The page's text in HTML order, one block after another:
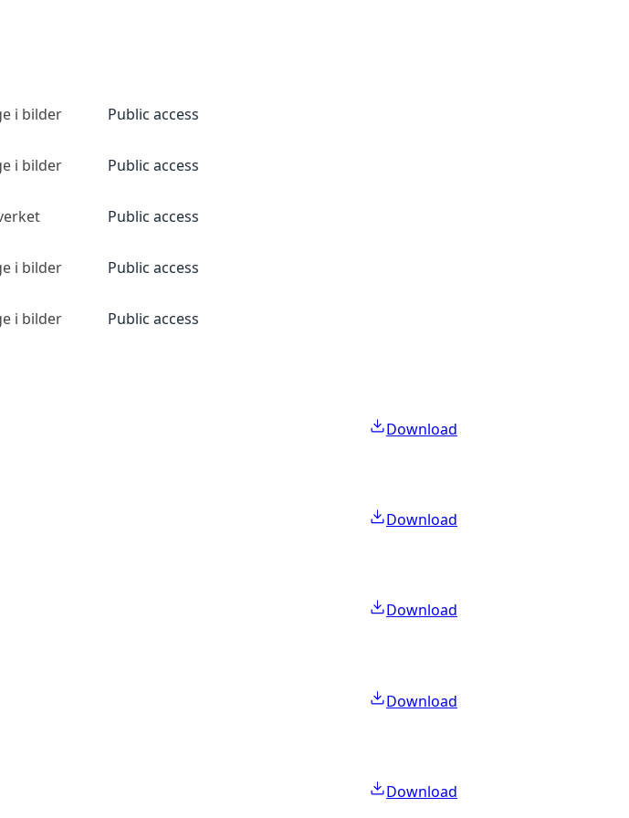
i bilder Public access
i bilder Public access
Public access
i bilder Public access
i bilder Public access
Download
Download
Download
Download
Download